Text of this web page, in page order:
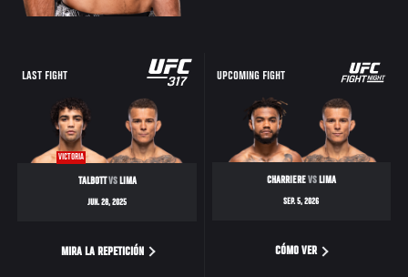
LAST FIGHT
VICTORIA
TALBOTTVSLIMA
JUN. 28, 2025
MIRA LA REPETICIÓN
UPCOMING FIGHT
CHARRIEREVSLIMA
SEP. 5, 2026
CÓMO VER